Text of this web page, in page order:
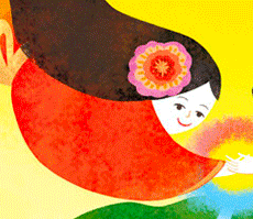
延岡花物語
出会いの聖地 神
早春の五ヶ瀬川